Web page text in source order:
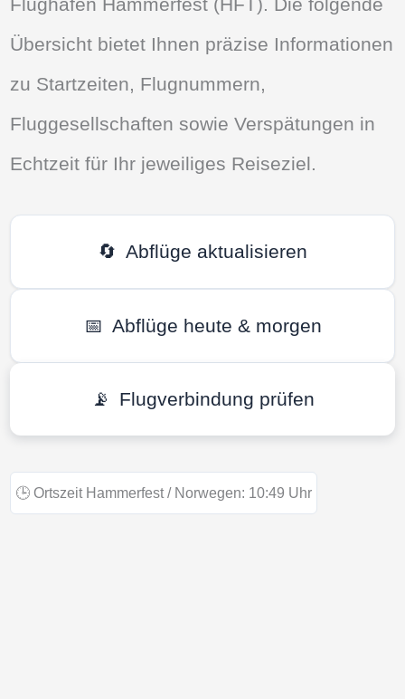
Übersicht bietet Ihnen präzise Informationen
zu Startzeiten, Flugnummern,
Fluggesellschaften sowie Verspätungen in
Echtzeit für Ihr jeweiliges Reiseziel.
🔄 Abflüge aktualisieren
📅 Abflüge heute & morgen
📡 Flugverbindung prüfen
🕒 Ortszeit Hammerfest / Norwegen: 10:49 Uhr